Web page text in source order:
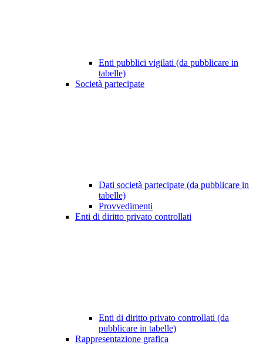
Enti pubblici vigilati (da pubblicare in
tabelle)
Società partecipate
Dati società partecipate (da pubblicare in
tabelle)
Provvedimenti
Enti di diritto privato controllati
Enti di diritto privato controllati (da
pubblicare in tabelle)
Rappresentazione grafica